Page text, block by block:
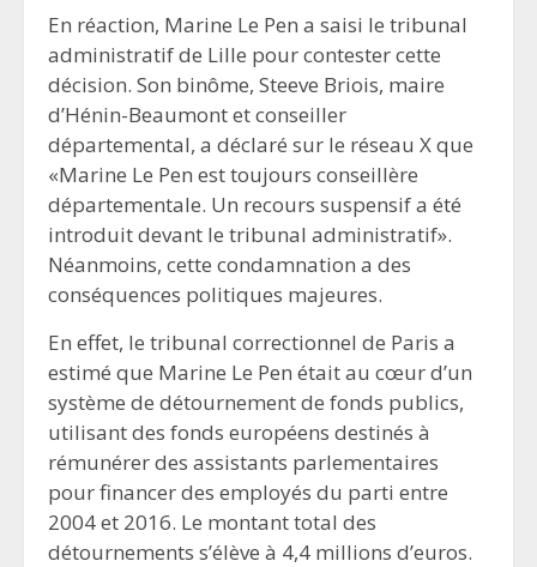
En réaction, Marine Le Pen a saisi le tribunal
administratif de Lille pour contester cette
décision. Son binôme, Steeve Briois, maire
d’Hénin-Beaumont et conseiller
départemental, a déclaré sur le réseau X que
«Marine Le Pen est toujours conseillère
départementale. Un recours suspensif a été
introduit devant le tribunal administratif».
Néanmoins, cette condamnation a des
conséquences politiques majeures.
En effet, le tribunal correctionnel de Paris a
estimé que Marine Le Pen était au cœur d’un
système de détournement de fonds publics,
utilisant des fonds européens destinés à
rémunérer des assistants parlementaires
pour financer des employés du parti entre
2004 et 2016. Le montant total des
détournements s’élève à 4,4 millions d’euros.